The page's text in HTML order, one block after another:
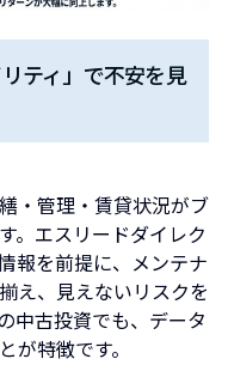
ティ」で不安を見
・管理・賃貸状況がブ
。エスリードダイレク
報を前提に、メンテナ
え、見えないリスクを
中古投資でも、データ
が特徴です。